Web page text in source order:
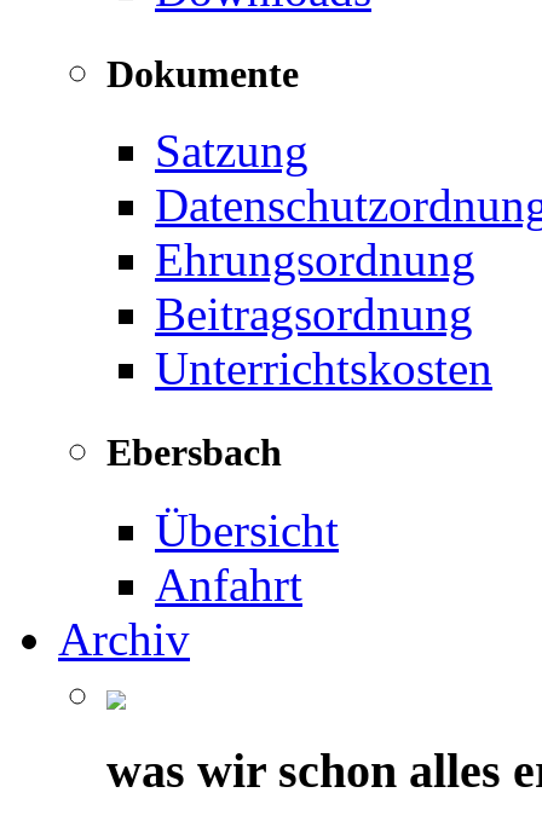
Dokumente
Satzung
Ehrungsordnung
Beitragsordnung
Unterrichtskosten
Ebersbach
Übersicht
Anfahrt
Archiv
was wir schon alles